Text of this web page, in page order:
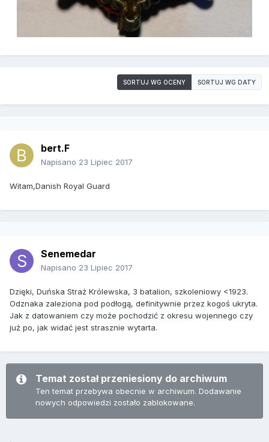
SORTUJ WG OCENY SORTUJ WG DATY
bert.F
Napisano 23 Lipiec 2017
Witam,Danish Royal Guard
Senemedar
Napisano 23 Lipiec 2017
Dzięki, Duńska Straż Królewska, 3 batalion, szkoleniowy <1923.
Odznaka zaleziona pod podłogą, definitywnie przez kogoś ukryta.
Jak z datowaniem czy może pochodzić z okresu wojennego czy
już po, jak widać jest strasznie wytarta.
Temat został przeniesiony do archiwum
Ten temat przebywa obecnie w archiwum. Dodawanie
nowych odpowiedzi zostało zablokowane.